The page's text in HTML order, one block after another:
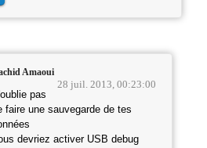
Amaoui
28 juil. 2013, 00:23:00
pas
faire une sauvegarde de tes
devriez activer USB debug